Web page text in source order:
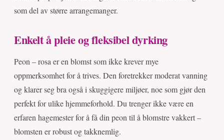
som del av større arrangemanger.
Enkelt å pleie og fleksibel dyrking
Peon – rosa er en blomst som ikke krever mye
oppmerksomhet for å trives. Den foretrekker moderat vanning
og klarer seg bra også i skuggigere miljøer, noe som gjør den
perfekt for ulike hjemmeforhold. Du trenger ikke være en
erfaren hagemester for å få din peon til å blomstre vakkert –
blomsten er robust og takknemlig.